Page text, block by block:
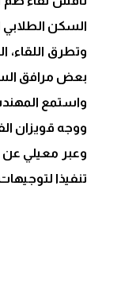
السكن الطلابي
وتطرق
بعض مرافق
واستمع
ووجه قويزان
وعبر معيلي عن
تنفيذا